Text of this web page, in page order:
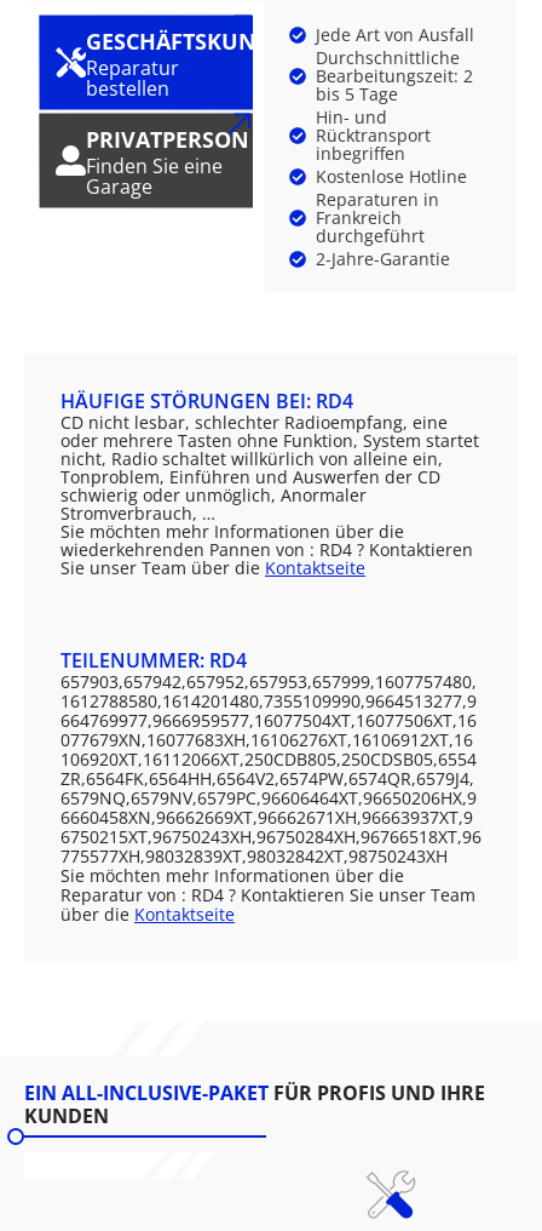
GESCHÄFTSKUNDE
Reparatur
bestellen
PRIVATPERSON
Finden Sie eine
Garage
Jede Art von Ausfall
Durchschnittliche
Bearbeitungszeit: 2
bis 5 Tage
Hin- und
Rücktransport
inbegriffen
Kostenlose Hotline
Reparaturen in
Frankreich
durchgeführt
2-Jahre-Garantie
HÄUFIGE STÖRUNGEN BEI: RD4
CD nicht lesbar, schlechter Radioempfang, eine
oder mehrere Tasten ohne Funktion, System startet
nicht, Radio schaltet willkürlich von alleine ein,
Tonproblem, Einführen und Auswerfen der CD
schwierig oder unmöglich, Anormaler
Stromverbrauch, …
Sie möchten mehr Informationen über die
wiederkehrenden Pannen von : RD4 ? Kontaktieren
Sie unser Team über die Kontaktseite
TEILENUMMER: RD4
657903,657942,657952,657953,657999,1607757480,
1612788580,1614201480,7355109990,9664513277,9
664769977,9666959577,16077504XT,16077506XT,16
077679XN,16077683XH,16106276XT,16106912XT,16
106920XT,16112066XT,250CDB805,250CDSB05,6554
ZR,6564FK,6564HH,6564V2,6574PW,6574QR,6579J4,
6579NQ,6579NV,6579PC,96606464XT,96650206HX,9
6660458XN,96662669XT,96662671XH,96663937XT,9
6750215XT,96750243XH,96750284XH,96766518XT,96
775577XH,98032839XT,98032842XT,98750243XH
Sie möchten mehr Informationen über die
Reparatur von : RD4 ? Kontaktieren Sie unser Team
über die Kontaktseite
EIN ALL-INCLUSIVE-PAKET FÜR PROFIS UND IHRE
KUNDEN